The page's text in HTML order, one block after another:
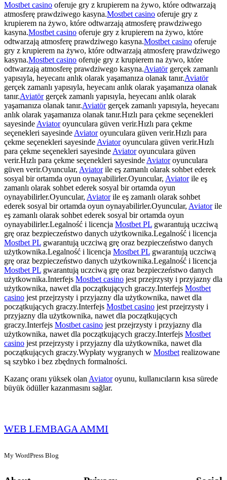
Mostbet casino oferuje gry z krupierem na żywo, które odtwarzają
atmosferę prawdziwego kasyna.Mostbet casino oferuje gry z
krupierem na żywo, które odtwarzają atmosferę prawdziwego
kasyna.Mostbet casino oferuje gry z krupierem na żywo, które
odtwarzają atmosferę prawdziwego kasyna.Mostbet casino oferuje
gry z krupierem na żywo, które odtwarzają atmosferę prawdziwego
kasyna.Mostbet casino oferuje gry z krupierem na żywo, które
odtwarzają atmosferę prawdziwego kasyna.Aviatörgerçek zamanlı
yapısıyla, heyecanı anlık olarak yaşamanıza olanak tanır.Aviatör
gerçek zamanlı yapısıyla, heyecanı anlık olarak yaşamanıza olanak
tanır.Aviatörgerçek zamanlı yapısıyla, heyecanı anlık olarak
yaşamanıza olanak tanır.Aviatörgerçek zamanlı yapısıyla, heyecanı
anlık olarak yaşamanıza olanak tanır.Hızlı para çekme seçenekleri
sayesindeAviatoroyunculara güven verir.Hızlı para çekme
seçenekleri sayesindeAviatoroyunculara güven verir.Hızlı para
çekme seçenekleri sayesindeAviatoroyunculara güven verir.Hızlı
para çekme seçenekleri sayesindeAviatoroyunculara güven
verir.Hızlı para çekme seçenekleri sayesindeAviatoroyunculara
güven verir.Oyuncular, Aviatorile eş zamanlı olarak sohbet ederek
sosyal bir ortamda oyun oynayabilirler.Oyuncular, Aviatorile eş
zamanlı olarak sohbet ederek sosyal bir ortamda oyun
oynayabilirler.Oyuncular, Aviatorile eş zamanlı olarak sohbet
ederek sosyal bir ortamda oyun oynayabilirler.Oyuncular, Aviatorile
eş zamanlı olarak sohbet ederek sosyal bir ortamda oyun
oynayabilirler.Legalność i licencja Mostbet PL gwarantują uczciwą
grę oraz bezpieczeństwo danych użytkownika.Legalność i licencja
Mostbet PL gwarantują uczciwą grę oraz bezpieczeństwo danych
użytkownika.Legalność i licencja Mostbet PL gwarantują uczciwą
grę oraz bezpieczeństwo danych użytkownika.Legalność i licencja
Mostbet PL gwarantują uczciwą grę oraz bezpieczeństwo danych
użytkownika.Interfejs Mostbet casino jest przejrzysty i przyjazny dla
użytkownika, nawet dla początkujących graczy.Interfejs Mostbet
casino jest przejrzysty i przyjazny dla użytkownika, nawet dla
początkujących graczy.Interfejs Mostbet casino jest przejrzysty i
przyjazny dla użytkownika, nawet dla początkujących
graczy.Interfejs Mostbet casino jest przejrzysty i przyjazny dla
użytkownika, nawet dla początkujących graczy.Interfejs Mostbet
casino jest przejrzysty i przyjazny dla użytkownika, nawet dla
początkujących graczy.Wypłaty wygranych w Mostbetrealizowane
są szybko i bez zbędnych formalności.
Kazanç oranı yüksek olanAviatoroyunu, kullanıcıların kısa sürede
büyük ödüller kazanmasını sağlar.
WEB LEMBAGA AMMI
My WordPress Blog